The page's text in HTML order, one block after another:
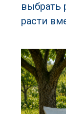
выбрать
расти